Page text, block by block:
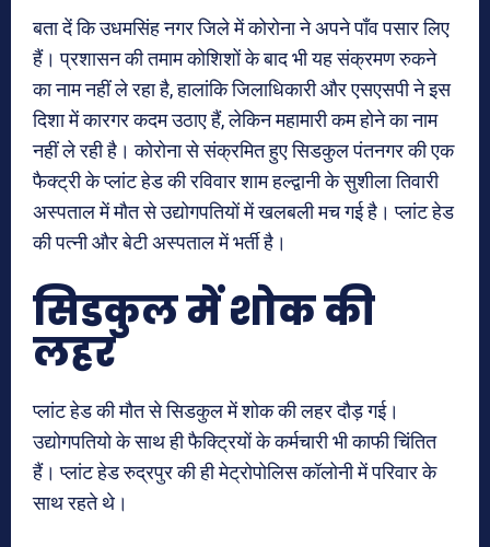
बता दें कि उधमसिंह नगर जिले में कोरोना ने अपने पाँव पसार लिए
हैं। प्रशासन की तमाम कोशिशों के बाद भी यह संक्रमण रुकने
का नाम नहीं ले रहा है, हालांकि जिलाधिकारी और एसएसपी ने इस
दिशा में कारगर कदम उठाए हैं, लेकिन महामारी कम होने का नाम
नहीं ले रही है। कोरोना से संक्रमित हुए सिडकुल पंतनगर की एक
फैक्ट्री के प्लांट हेड की रविवार शाम हल्द्वानी के सुशीला तिवारी
अस्पताल में मौत से उद्योगपतियों में खलबली मच गई है। प्लांट हेड
की पत्नी और बेटी अस्पताल में भर्ती है।
सिडकुल में शोक की
लहर
प्लांट हेड की मौत से सिडकुल में शोक की लहर दौड़ गई।
उद्योगपतियो के साथ ही फैक्ट्रियों के कर्मचारी भी काफी चिंतित
हैं। प्लांट हेड रुद्रपुर की ही मेट्रोपोलिस कॉलोनी में परिवार के
साथ रहते थे।